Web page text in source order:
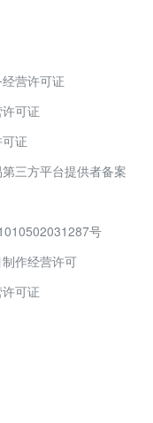
营许可证
可证
证
三方平台提供者备案
号
作经营许可
可证